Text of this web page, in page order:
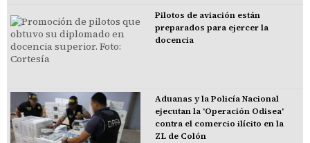
Pilotos de aviación están
preparados para ejercer la
docencia
Aduanas y la Policía Nacional
ejecutan la 'Operación Odisea'
contra el comercio ilícito en la
ZL de Colón